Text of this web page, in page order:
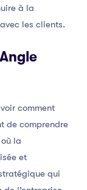
à la
les clients.
comment
de comprendre
la
et
qui